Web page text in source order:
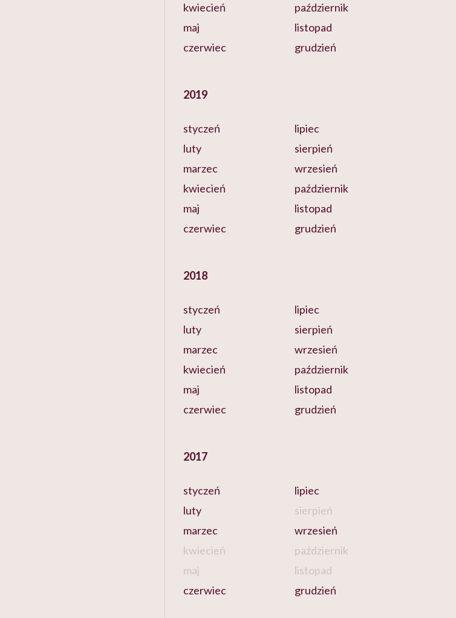
kwiecień
maj
czerwiec
październik
listopad
grudzień
2019
styczeń
luty
marzec
kwiecień
maj
czerwiec
lipiec
sierpień
wrzesień
październik
listopad
grudzień
2018
styczeń
luty
marzec
kwiecień
maj
czerwiec
lipiec
sierpień
wrzesień
październik
listopad
grudzień
2017
styczeń
luty
marzec
kwiecień
maj
czerwiec
lipiec
sierpień
wrzesień
październik
listopad
grudzień